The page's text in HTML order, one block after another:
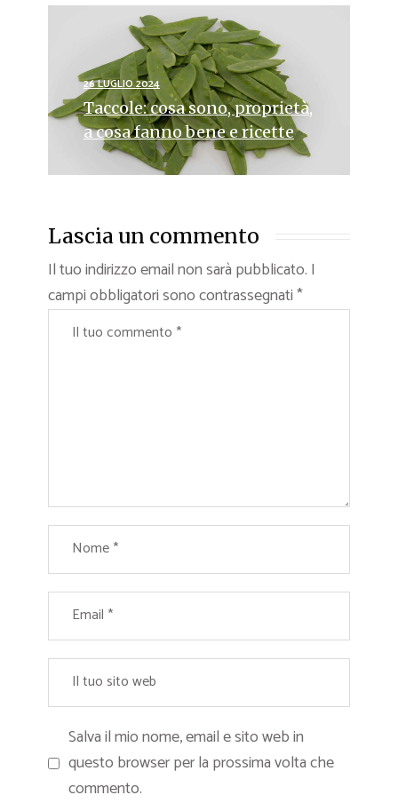
26 LUGLIO 2024
Taccole: cosa sono, proprietà,
a cosa fanno bene e ricette
Lascia un commento
Il tuo indirizzo email non sarà pubblicato. I
campi obbligatori sono contrassegnati*
Salva il mio nome, email e sito web in
questo browser per la prossima volta che
commento.